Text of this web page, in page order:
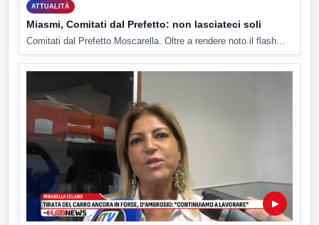
ATTUALITÀ
Miasmi, Comitati dal Prefetto: non lasciateci soli
Comitati dal Prefetto Moscarella. Oltre a rendere noto il flash...
▶